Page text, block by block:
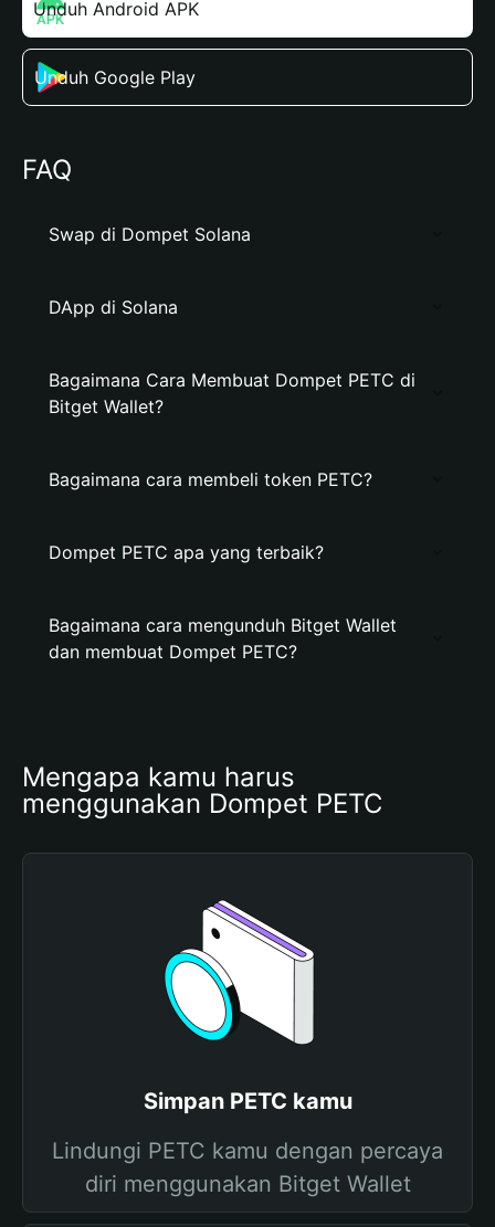
Unduh Android APK
Unduh Google Play
FAQ
Swap di Dompet Solana
DApp di Solana
Bagaimana Cara Membuat Dompet PETC di
Bitget Wallet?
Bagaimana cara membeli token PETC?
Dompet PETC apa yang terbaik?
Bagaimana cara mengunduh Bitget Wallet
dan membuat Dompet PETC?
Mengapa kamu harus
menggunakan Dompet PETC
Simpan PETC kamu
Lindungi PETC kamu dengan percaya
diri menggunakan Bitget Wallet